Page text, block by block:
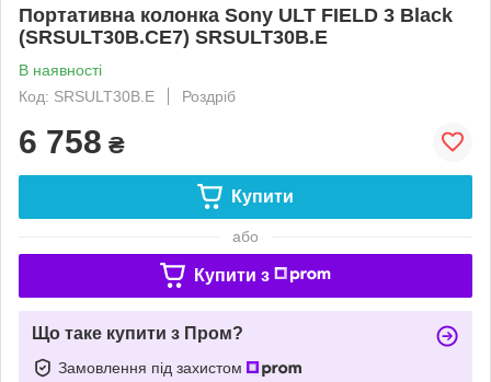
Портативна колонка Sony ULT FIELD 3 Black
(SRSULT30B.CE7) SRSULT30B.E
В наявності
Код: SRSULT30B.E
Роздріб
6 758 ₴
Купити
або
Купити з
Що таке купити з Пром?
Замовлення під захистом